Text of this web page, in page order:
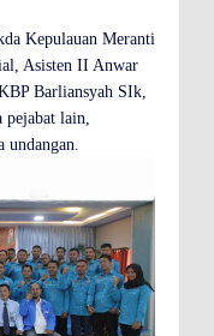
Kepulauan Meranti
Asisten II Anwar
Barliansyah SIk,
pejabat lain,
undangan.